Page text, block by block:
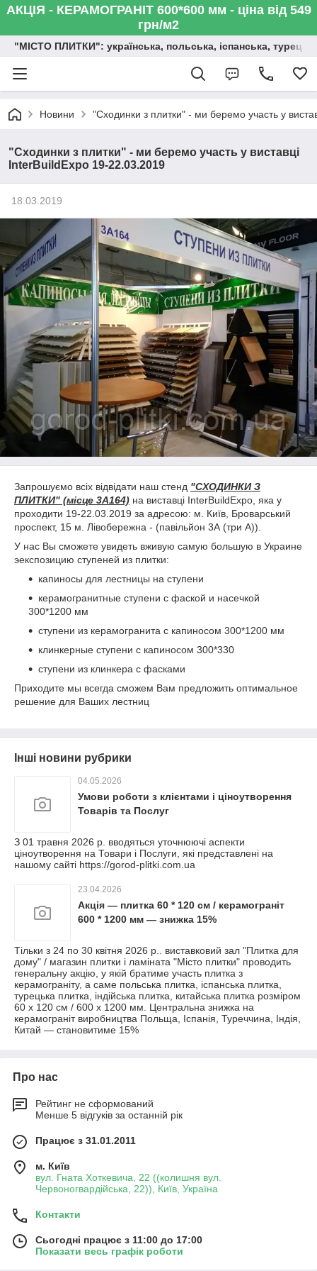
АКЦІЯ - КЕРАМОГРАНІТ 600*600 мм - ціна від 549
грн/м2
"МІСТО ПЛИТКИ": українська, польська, іспанська,
Новини "Сходинки з плитки" - ми беремо участь у
"Сходинки з плитки" - ми беремо участь у виставці
InterBuildExpo 19-22.03.2019
18.03.2019
Запрошуємо всіх відвідати наш стенд "СХОДИНКИ З
ПЛИТКИ" (місце 3А164) на виставці InterBuildExpo, яка у
проходити 19-22.03.2019 за адресою: м. Київ, Броварський
проспект, 15 м. Лівобережна - (павільйон 3А (три А)).
У нас Вы сможете увидеть вживую самую большую в Украине
эекспозицию ступеней из плитки:
капиносы для лестницы на ступени
керамогранитные ступени с фаской и насечкой
300*1200 мм
ступени из керамогранита с капиносом 300*1200 мм
клинкерные ступени с капиносом 300*330
ступени из клинкера с фасками
Приходите мы всегда сможем Вам предложить оптимальное
решение для Ваших лестниц
Інші новини рубрики
04.05.2026
Умови роботи з клієнтами і ціноутворення
Товарів та Послуг
З 01 травня 2026 р. вводяться уточнюючі аспекти
ціноутворення на Товари і Послуги, які представлені на
нашому сайті https://gorod-plitki.com.ua
23.04.2026
Акція — плитка 60 * 120 см / керамограніт
600 * 1200 мм — знижка 15%
Тільки з 24 по 30 квітня 2026 р.. виставковий зал "Плитка для
дому" / магазин плитки і ламіната "Місто плитки" проводить
генеральну акцію, у якій братиме участь плитка з
керамограніту, а саме польська плитка, іспанська плитка,
турецька плитка, індійська плитка, китайська плитка розміром
60 х 120 см / 600 х 1200 мм. Центральна знижка на
керамограніт виробництва Польща, Іспанія, Туреччина, Індія,
Китай — становитиме 15%
Про нас
Рейтинг не сформований
Менше 5 відгуків за останній рік
Працює з 31.01.2011
м. Київ
вул. Гната Хоткевича, 22 ((колишня вул.
Червоногвардійська, 22)), Київ, Україна
Контакти
Сьогодні працює з 11:00 до 17:00
Показати весь графік роботи